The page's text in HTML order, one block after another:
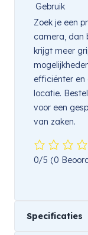
Gebruik
Zoek je een
camera, dan
krijgt meer
efficiënter en
locatie.
voor een
van zaken.
0/5 (0
Specificaties